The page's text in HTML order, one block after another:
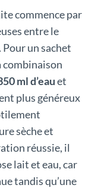
commence par
entre le
un sachet
combinaison
ml d’eauet
plus généreux
sèche et
réussie, il
lait et eau, car
tandis qu’une